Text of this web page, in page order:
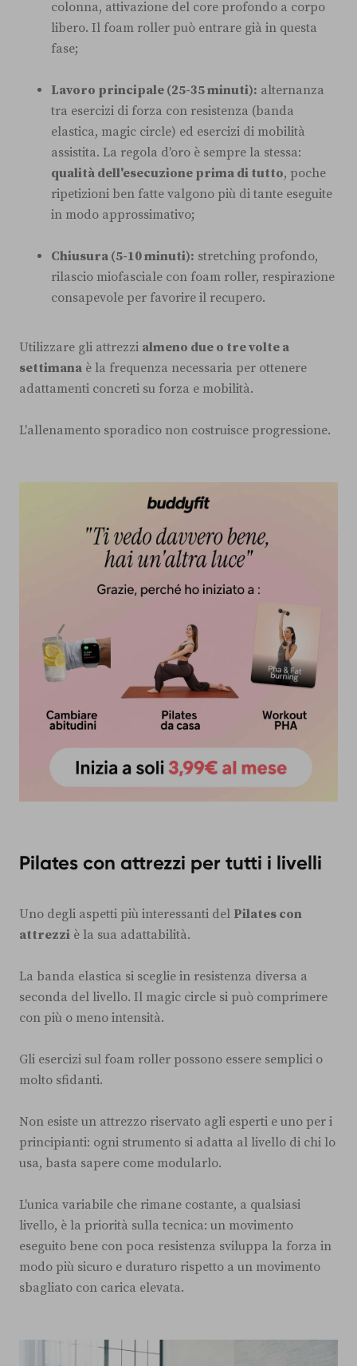
colonna, attivazione del core profondo a corpo
libero. Il foam roller può entrare già in questa
fase;
Lavoro principale (25-35 minuti): alternanza
tra esercizi di forza con resistenza (banda
elastica, magic circle) ed esercizi di mobilità
assistita. La regola d'oro è sempre la stessa:
qualità dell'esecuzione prima di tutto, poche
ripetizioni ben fatte valgono più di tante eseguite
in modo approssimativo;
Chiusura (5-10 minuti): stretching profondo,
rilascio miofasciale con foam roller, respirazione
consapevole per favorire il recupero.
Utilizzare gli attrezzi almeno due o tre volte a
settimana è la frequenza necessaria per ottenere
adattamenti concreti su forza e mobilità.
L'allenamento sporadico non costruisce progressione.
Pilates con attrezzi per tutti i livelli
Uno degli aspetti più interessanti del Pilates con
attrezzi è la sua adattabilità.
La banda elastica si sceglie in resistenza diversa a
seconda del livello. Il magic circle si può comprimere
con più o meno intensità.
Gli esercizi sul foam roller possono essere semplici o
molto sfidanti.
Non esiste un attrezzo riservato agli esperti e uno per i
principianti: ogni strumento si adatta al livello di chi lo
usa, basta sapere come modularlo.
L'unica variabile che rimane costante, a qualsiasi
livello, è la priorità sulla tecnica: un movimento
eseguito bene con poca resistenza sviluppa la forza in
modo più sicuro e duraturo rispetto a un movimento
sbagliato con carica elevata.